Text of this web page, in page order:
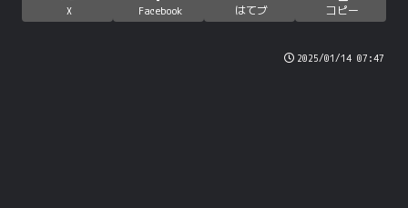
X Facebook はてブ コピー
2025/01/14 07:47